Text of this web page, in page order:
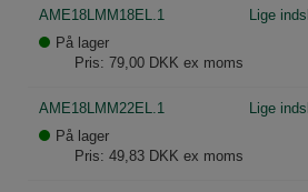
AME18LMM18EL.1
Lige
På lager
Pris: 79,00 DKK ex moms
AME18LMM22EL.1
Lige
På lager
Pris: 49,83 DKK ex moms